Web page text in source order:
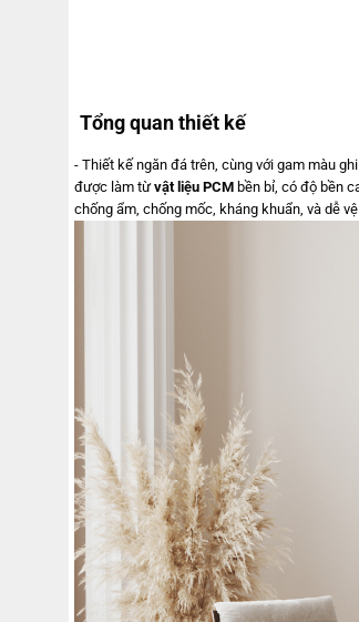
Tổng quan thiết kế
- Thiết kế ngăn đá trên, cùng với gam màu
được làm từvật liệu PCM bền bỉ, có độ bền
chống ẩm, chống mốc, kháng khuẩn, và dễ